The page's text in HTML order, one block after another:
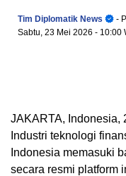
Tim Diplomatik News
-
Sabtu, 23 Mei 2026 - 10:00
JAKARTA, Indonesia,
Industri teknologi
Indonesia memasuki
secara resmi platform